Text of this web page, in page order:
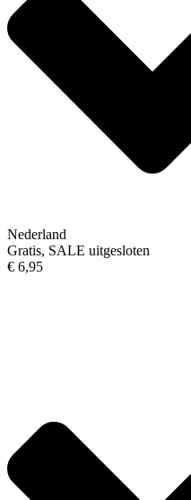
Nederland
Gratis, SALE uitgesloten
€ 6,95